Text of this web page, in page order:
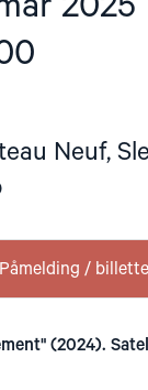
Neuf,
Påmelding /
(2024).